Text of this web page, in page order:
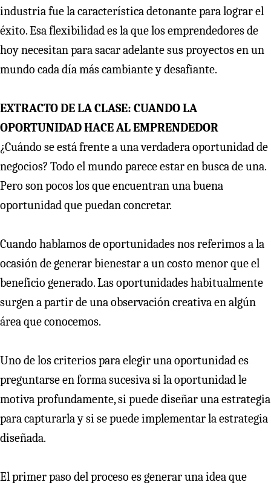
industria fue la característica detonante para lograr el
éxito. Esa flexibilidad es la que los emprendedores de
hoy necesitan para sacar adelante sus proyectos en un
mundo cada día más cambiante y desafiante.
EXTRACTO DE LA CLASE: CUANDO LA
OPORTUNIDAD HACE AL EMPRENDEDOR
¿Cuándo se está frente a una verdadera oportunidad de
negocios? Todo el mundo parece estar en busca de una.
Pero son pocos los que encuentran una buena
oportunidad que puedan concretar.
Cuando hablamos de oportunidades nos referimos a la
ocasión de generar bienestar a un costo menor que el
beneficio generado. Las oportunidades habitualmente
surgen a partir de una observación creativa en algún
área que conocemos.
Uno de los criterios para elegir una oportunidad es
preguntarse en forma sucesiva si la oportunidad le
motiva profundamente, si puede diseñar una estrategia
para capturarla y si se puede implementar la estrategia
diseñada.
El primer paso del proceso es generar una idea que